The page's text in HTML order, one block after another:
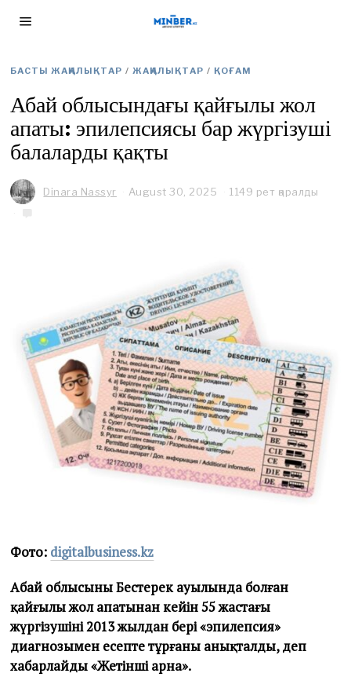
БАСТЫ ЖАҢАЛЫҚТАР / ЖАҢАЛЫҚТАР / ҚОҒАМ
Абай облысындағы қайғылы жол
апаты: эпилепсиясы бар жүргізуші
балаларды қақты
Dinara Nassyr August 30, 2025
3
0
,
2
0
2
5
1149 рет қаралды
Фото: digitalbusiness.kz
Абай облысының Бестерек ауылында болған
қайғылы жол апатынан кейін 55 жастағы
жүргізушінің 2013 жылдан бері «эпилепсия»
диагнозымен есепте тұрғаны анықталды, деп
хабарлайды «Жетінші арна».